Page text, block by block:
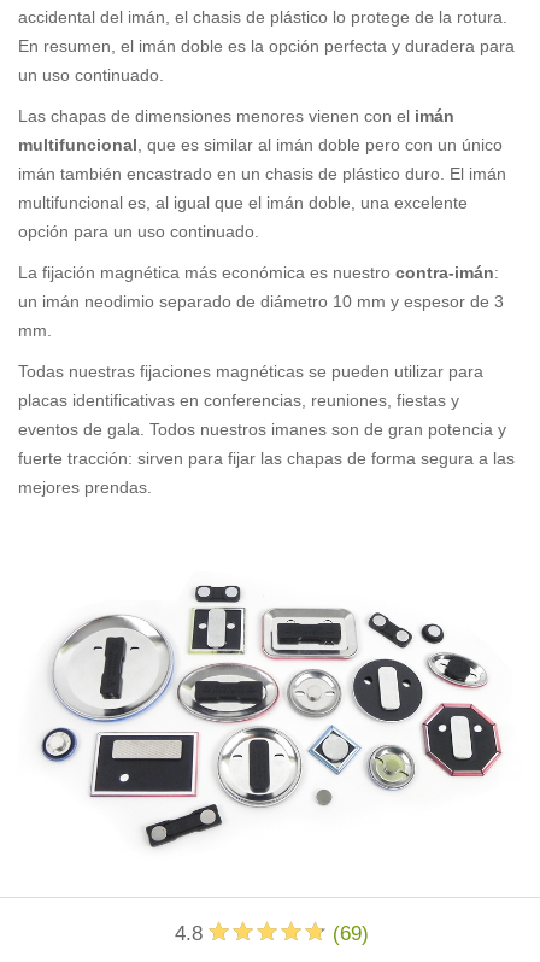
accidental del imán, el chasis de plástico lo protege de la rotura.
En resumen, el imán doble es la opción perfecta y duradera para
un uso continuado.
Las chapas de dimensiones menores vienen con el imán
multifuncional , que es similar al imán doble pero con un único
imán también encastrado en un chasis de plástico duro. El imán
multifuncional es, al igual que el imán doble, una excelente
opción para un uso continuado.
La fijación magnética más económica es nuestro contra-imán:
un imán neodimio separado de diámetro 10 mm y espesor de 3
mm.
Todas nuestras fijaciones magnéticas se pueden utilizar para
placas identificativas en conferencias, reuniones, fiestas y
eventos de gala. Todos nuestros imanes son de gran potencia y
fuerte tracción: sirven para fijar las chapas de forma segura a las
mejores prendas.
4.8 (69)